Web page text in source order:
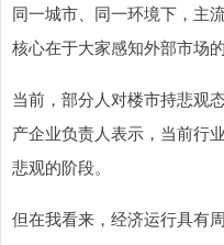
同一城市、同一环境下，
核心在于大家感知外部市场
当前，部分人对楼市持悲观
产企业负责人表示，当前行
悲观的阶段。
但在我看来，经济运行具有